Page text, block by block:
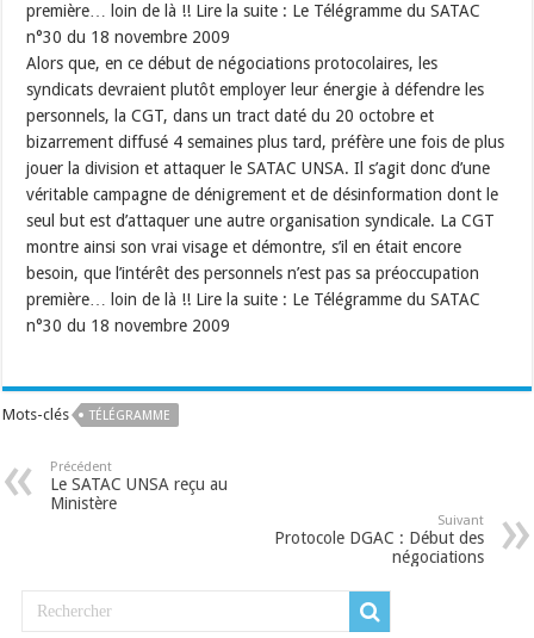
première… loin de là !! Lire la suite : Le Télégramme du SATAC
n°30 du 18 novembre 2009
Alors que, en ce début de négociations protocolaires, les
syndicats devraient plutôt employer leur énergie à défendre les
personnels, la CGT, dans un tract daté du 20 octobre et
bizarrement diffusé 4 semaines plus tard, préfère une fois de plus
jouer la division et attaquer le SATAC UNSA. Il s’agit donc d’une
véritable campagne de dénigrement et de désinformation dont le
seul but est d’attaquer une autre organisation syndicale. La CGT
montre ainsi son vrai visage et démontre, s’il en était encore
besoin, que l’intérêt des personnels n’est pas sa préoccupation
première… loin de là !! Lire la suite : Le Télégramme du SATAC
n°30 du 18 novembre 2009
Mots-clés TÉLÉGRAMME
Précédent
Le SATAC UNSA reçu au
Ministère
Suivant
Protocole DGAC : Début des
négociations